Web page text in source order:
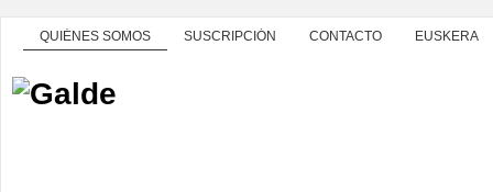
QUIÉNES SOMOS SUSCRIPCIÓN CONTACTO EUSKERA